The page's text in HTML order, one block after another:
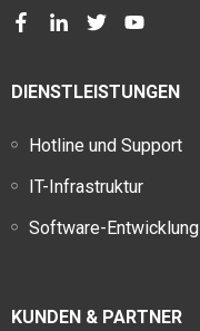
DIENSTLEISTUNGEN
Hotline und Support
IT-Infrastruktur
Software-Entwicklung
KUNDEN & PARTNER